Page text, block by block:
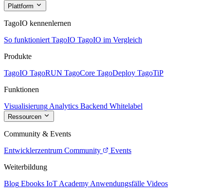
Plattform
TagoIO kennenlernen
So funktioniert TagoIO TagoIO im Vergleich
Produkte
TagoIO TagoRUN TagoCore TagoDeploy TagoTiP
Funktionen
Visualisierung Analytics Backend Whitelabel
Ressourcen
Community & Events
Entwicklerzentrum Community
Events
Weiterbildung
Blog Ebooks IoT Academy Anwendungsfälle Videos